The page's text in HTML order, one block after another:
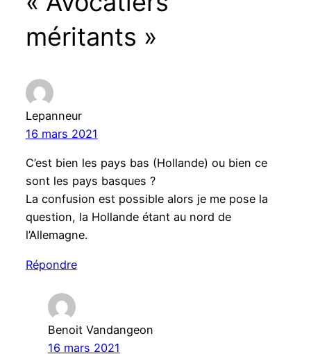
méritants »
Lepanneur
16 mars 2021
C’est bien les pays bas (Hollande) ou bien ce
sont les pays basques ?
La confusion est possible alors je me pose la
question, la Hollande étant au nord de
l’Allemagne.
Répondre
Benoit Vandangeon
16 mars 2021